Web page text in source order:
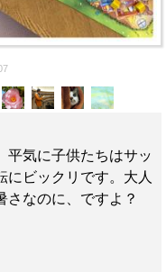
平気に子供たちはサッ
にビックリです。大人
さなのに、ですよ？